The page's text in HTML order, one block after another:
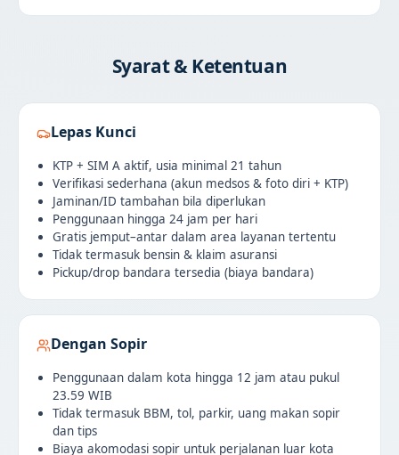
Syarat & Ketentuan
Lepas Kunci
KTP + SIM A aktif, usia minimal 21 tahun
Verifikasi sederhana (akun medsos & foto diri + KTP)
Jaminan/ID tambahan bila diperlukan
Penggunaan hingga 24 jam per hari
Gratis jemput–antar dalam area layanan tertentu
Tidak termasuk bensin & klaim asuransi
Pickup/drop bandara tersedia (biaya bandara)
Dengan Sopir
Penggunaan dalam kota hingga 12 jam atau pukul
23.59 WIB
Tidak termasuk BBM, tol, parkir, uang makan sopir
dan tips
Biaya akomodasi sopir untuk perjalanan luar kota